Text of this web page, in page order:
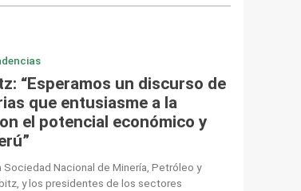
“Esperamos un discurso de
que entusiasme a la
el potencial económico y
Sociedad Nacional de Minería, Petróleo y
y los presidentes de los sectores